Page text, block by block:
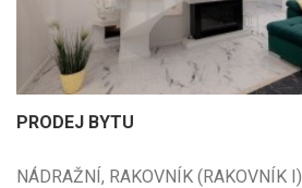
PRODEJ BYTU
NÁDRAŽNÍ, RAKOVNÍK (RAKOVNÍK I)